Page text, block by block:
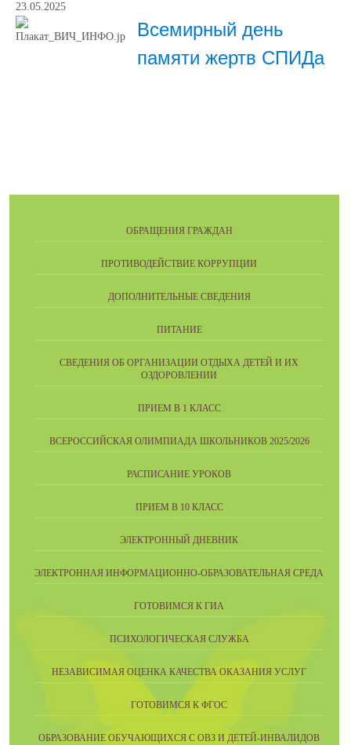
23.05.2025
Всемирный день
памяти жертв СПИДа
ОБРАЩЕНИЯ ГРАЖДАН
ПРОТИВОДЕЙСТВИЕ КОРРУПЦИИ
ДОПОЛНИТЕЛЬНЫЕ СВЕДЕНИЯ
ПИТАНИЕ
СВЕДЕНИЯ ОБ ОРГАНИЗАЦИИ ОТДЫХА ДЕТЕЙ И ИХ
ОЗДОРОВЛЕНИИ
ПРИЕМ В 1 КЛАСС
ВСЕРОССИЙСКАЯ ОЛИМПИАДА ШКОЛЬНИКОВ 2025/2026
РАСПИСАНИЕ УРОКОВ
ПРИЕМ В 10 КЛАСС
ЭЛЕКТРОННЫЙ ДНЕВНИК
ЭЛЕКТРОННАЯ ИНФОРМАЦИОННО-ОБРАЗОВАТЕЛЬНАЯ СРЕДА
ГОТОВИМСЯ К ГИА
ПСИХОЛОГИЧЕСКАЯ СЛУЖБА
НЕЗАВИСИМАЯ ОЦЕНКА КАЧЕСТВА ОКАЗАНИЯ УСЛУГ
ГОТОВИМСЯ К ФГОС
ОБРАЗОВАНИЕ ОБУЧАЮЩИХСЯ С ОВЗ И ДЕТЕЙ-ИНВАЛИДОВ